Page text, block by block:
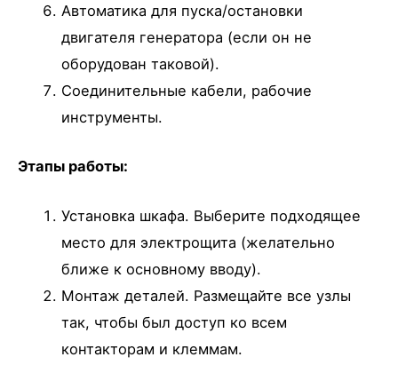
Автоматика для пуска/остановки
двигателя генератора (если он не
оборудован таковой).
Соединительные кабели, рабочие
инструменты.
Этапы работы:
Установка шкафа. Выберите подходящее
место для электрощита (желательно
ближе к основному вводу).
Монтаж деталей. Размещайте все узлы
так, чтобы был доступ ко всем
контакторам и клеммам.